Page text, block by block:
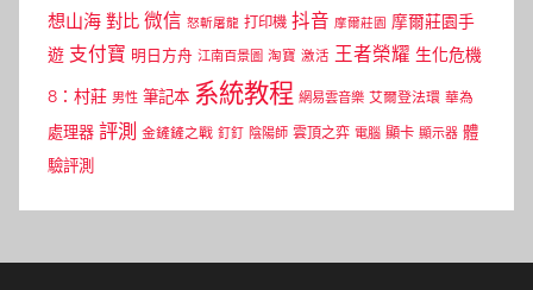
想山海 對比 微信 怒斬屠龍 打印機 抖音 摩爾莊園 摩爾莊園手
遊 支付寶 明日方舟 江南百景圖 淘寶 激活 王者榮耀 生化危機
8：村莊 男性 筆記本 系統教程 網易雲音樂 艾爾登法環 華為
處理器 評測 金鏟鏟之戰 釘釘 陰陽師 雲頂之弈 電腦 顯卡 顯示器 體
驗評測